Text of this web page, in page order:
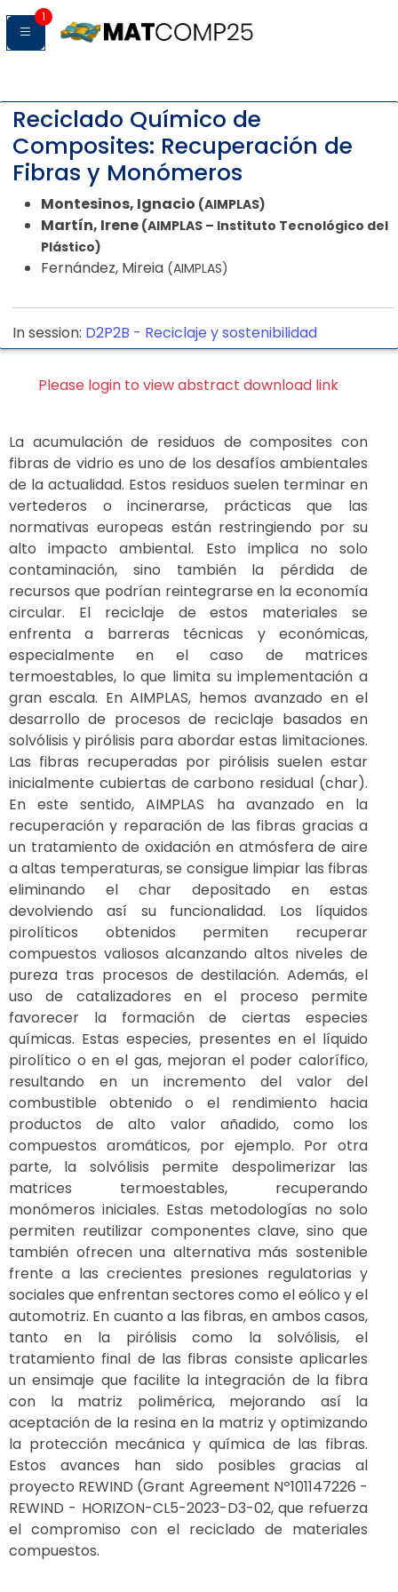
1
Reciclado Químico de
Composites: Recuperación de
Fibras y Monómeros
Montesinos, Ignacio (AIMPLAS)
Martín, Irene (AIMPLAS – Instituto Tecnológico del
Plástico)
Fernández, Mireia (AIMPLAS)
In session: D2P2B - Reciclaje y sostenibilidad
Please login to view abstract download link
La acumulación de residuos de composites con
fibras de vidrio es uno de los desafíos ambientales
de la actualidad. Estos residuos suelen terminar en
vertederos o incinerarse, prácticas que las
normativas europeas están restringiendo por su
alto impacto ambiental. Esto implica no solo
contaminación, sino también la pérdida de
recursos que podrían reintegrarse en la economía
circular. El reciclaje de estos materiales se
enfrenta a barreras técnicas y económicas,
especialmente en el caso de matrices
termoestables, lo que limita su implementación a
gran escala. En AIMPLAS, hemos avanzado en el
desarrollo de procesos de reciclaje basados en
solvólisis y pirólisis para abordar estas limitaciones.
Las fibras recuperadas por pirólisis suelen estar
inicialmente cubiertas de carbono residual (char).
En este sentido, AIMPLAS ha avanzado en la
recuperación y reparación de las fibras gracias a
un tratamiento de oxidación en atmósfera de aire
a altas temperaturas, se consigue limpiar las fibras
eliminando el char depositado en estas
devolviendo así su funcionalidad. Los líquidos
pirolíticos obtenidos permiten recuperar
compuestos valiosos alcanzando altos niveles de
pureza tras procesos de destilación. Además, el
uso de catalizadores en el proceso permite
favorecer la formación de ciertas especies
químicas. Estas especies, presentes en el líquido
pirolítico o en el gas, mejoran el poder calorífico,
resultando en un incremento del valor del
combustible obtenido o el rendimiento hacia
productos de alto valor añadido, como los
compuestos aromáticos, por ejemplo. Por otra
parte, la solvólisis permite despolimerizar las
matrices termoestables, recuperando
monómeros iniciales. Estas metodologías no solo
permiten reutilizar componentes clave, sino que
también ofrecen una alternativa más sostenible
frente a las crecientes presiones regulatorias y
sociales que enfrentan sectores como el eólico y el
automotriz. En cuanto a las fibras, en ambos casos,
tanto en la pirólisis como la solvólisis, el
tratamiento final de las fibras consiste aplicarles
un ensimaje que facilite la integración de la fibra
con la matriz polimérica, mejorando así la
aceptación de la resina en la matriz y optimizando
la protección mecánica y química de las fibras.
Estos avances han sido posibles gracias al
proyecto REWIND (Grant Agreement Nº101147226 -
REWIND - HORIZON-CL5-2023-D3-02, que refuerza
el compromiso con el reciclado de materiales
compuestos.